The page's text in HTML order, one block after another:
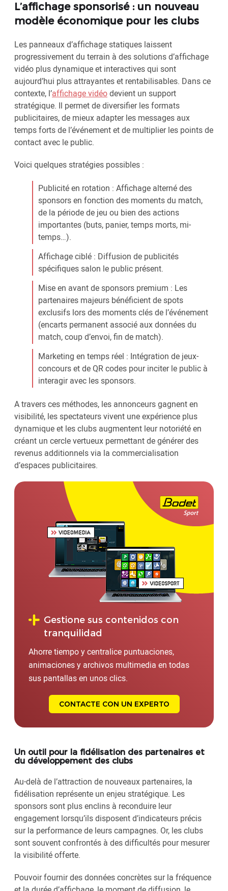
L’affichage sponsorisé : un nouveau
modèle économique pour les clubs
Les panneaux d’affichage statiques laissent
progressivement du terrain à des solutions d’affichage
vidéo plus dynamique et interactives qui sont
aujourd’hui plus attrayantes et rentabilisables. Dans ce
contexte, l’affichage vidéodevient un support
stratégique. Il permet de diversifier les formats
publicitaires, de mieux adapter les messages aux
temps forts de l’événement et de multiplier les points de
contact avec le public.
Voici quelques stratégies possibles :
Publicité en rotation : Affichage alterné des
sponsors en fonction des moments du match,
de la période de jeu ou bien des actions
importantes (buts, panier, temps morts, mi-
temps…).
Affichage ciblé : Diffusion de publicités
spécifiques salon le public présent.
Mise en avant de sponsors premium : Les
partenaires majeurs bénéficient de spots
exclusifs lors des moments clés de l’événement
(encarts permanent associé aux données du
match, coup d’envoi, fin de match).
Marketing en temps réel : Intégration de jeux-
concours et de QR codes pour inciter le public à
interagir avec les sponsors.
A travers ces méthodes, les annonceurs gagnent en
visibilité, les spectateurs vivent une expérience plus
dynamique et les clubs augmentent leur notoriété en
créant un cercle vertueux permettant de générer des
revenus additionnels via la commercialisation
d’espaces publicitaires.
Gestione sus contenidos con
tranquilidad
Ahorre tiempo y centralice puntuaciones,
animaciones y archivos multimedia en todas
sus pantallas en unos clics.
CONTACTE CON UN EXPERTO
Un outil pour la fidélisation des partenaires et
du développement des clubs
Au-delà de l’attraction de nouveaux partenaires, la
fidélisation représente un enjeu stratégique. Les
sponsors sont plus enclins à reconduire leur
engagement lorsqu’ils disposent d’indicateurs précis
sur la performance de leurs campagnes. Or, les clubs
sont souvent confrontés à des difficultés pour mesurer
la visibilité offerte.
Pouvoir fournir des données concrètes sur la fréquence